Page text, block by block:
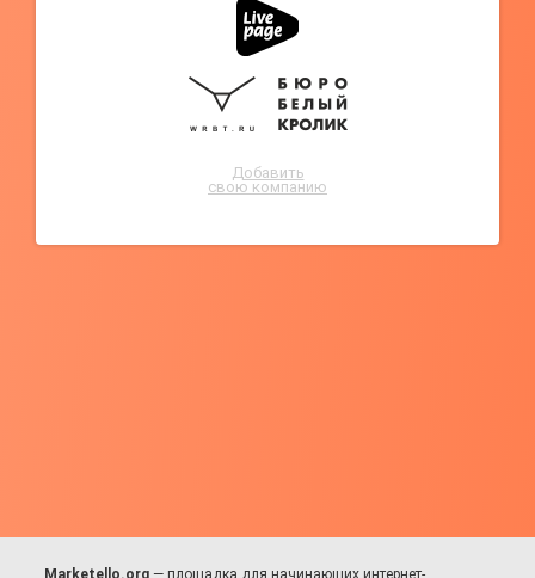
Добавить
свою компанию
Marketello.org — площадка для начинающих интернет-